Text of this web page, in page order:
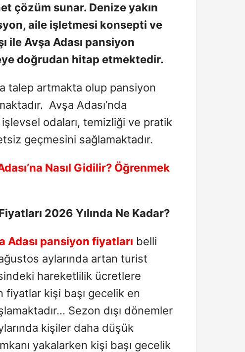
çözüm sunar. Denize yakın
, aile işletmesi konsepti ve
ile Avşa Adası pansiyon
doğrudan hitap etmektedir.
talep artmakta olup pansiyon
Avşa Adası’nda
odaları, temizliği ve pratik
geçmesini sağlamaktadır.
Nasıl Gidilir? Öğrenmek
2026 Yılında Ne Kadar?
Adası pansiyon fiyatları belli
aylarında artan turist
hareketlilik ücretlere
fiyatlar kişi başı gecelik en
Sezon dışı dönemler
kişiler daha düşük
yakalarken kişi başı gecelik